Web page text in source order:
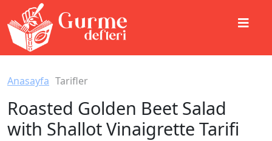
Anasayfa Tarifler
Roasted Golden Beet Salad
with Shallot Vinaigrette Tarifi